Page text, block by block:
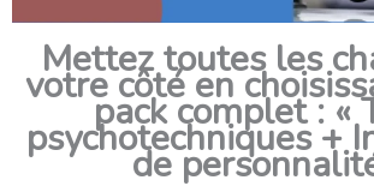
Mettez toutes les
votre côté en
pack complet : «
psychotechniques +
de